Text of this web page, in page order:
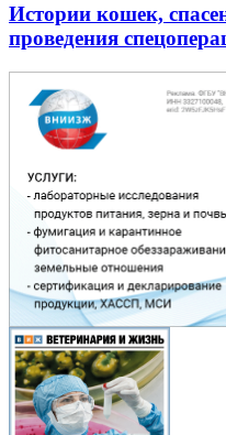
Истории кошек,
проведения